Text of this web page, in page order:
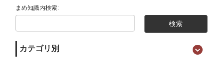
まめ知識内検索:
カテゴリ別